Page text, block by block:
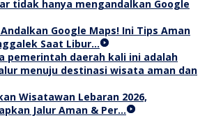
Google Maps! Ini Tips Aman
Saat Libur…
Wisatawan Lebaran 2026,
Jalur Aman & Per…